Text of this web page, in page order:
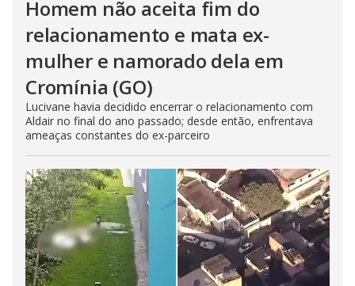
Homem não aceita fim do
relacionamento e mata ex-
mulher e namorado dela em
Cromínia (GO)
Lucivane havia decidido encerrar o relacionamento com
Aldair no final do ano passado; desde então, enfrentava
ameaças constantes do ex-parceiro